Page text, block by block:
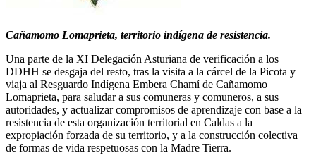
Cañamomo Lomaprieta, territorio indígena de resistencia.
Una parte de la XI Delegación Asturiana de verificación a los
DDHH se desgaja del resto, tras la visita a la cárcel de la Picota y
viaja al Resguardo Indígena Embera Chamí de Cañamomo
Lomaprieta, para saludar a sus comuneras y comuneros, a sus
autoridades, y actualizar compromisos de aprendizaje con base a la
resistencia de esta organización territorial en Caldas a la
expropiación forzada de su territorio, y a la construcción colectiva
de formas de vida respetuosas con la Madre Tierra.